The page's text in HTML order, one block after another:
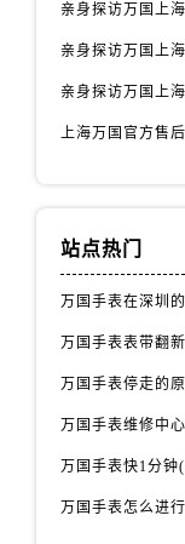
站点热门
万国手表停走的
万国手表维修中